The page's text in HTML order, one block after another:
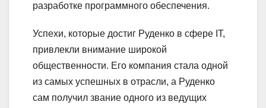
разработке программного обеспечения.
Успехи, которые достиг Руденко в сфере IT,
привлекли внимание широкой
общественности. Его компания стала одной
из самых успешных в отрасли, а Руденко
сам получил звание одного из ведущих